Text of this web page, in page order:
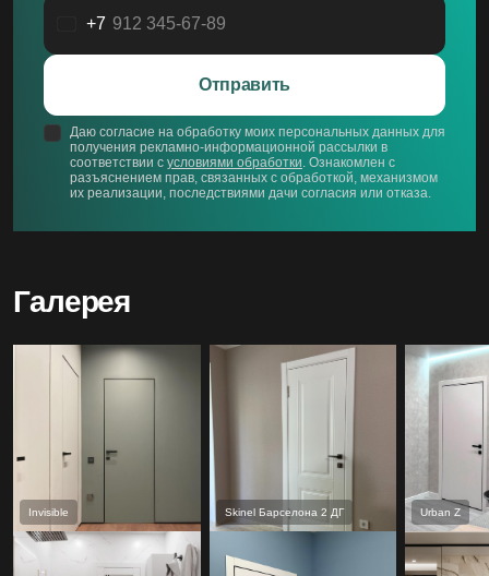
Россия
+7
Отправить
Даю согласие на обработку моих персональных данных для
получения рекламно-информационной рассылки в
соответствии с условиями обработки . Ознакомлен с
разъяснением прав, связанных с обработкой, механизмом
их реализации, последствиями дачи согласия или отказа.
Галерея
Invisible Skinel Барселона 2 ДГ Urban Z